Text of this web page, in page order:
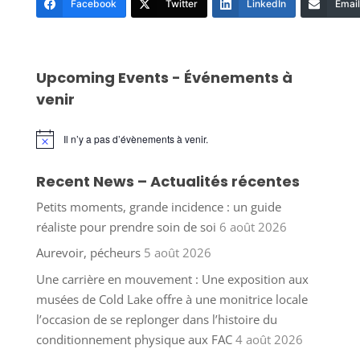
Facebook Twitter LinkedIn Email
Upcoming Events - Événements à
venir
Notice Il n’y a pas d’évènements à venir.
Recent News – Actualités récentes
Petits moments, grande incidence : un guide
réaliste pour prendre soin de soi 6 août 2026
Aurevoir, pécheurs 5 août 2026
Une carrière en mouvement : Une exposition aux
musées de Cold Lake offre à une monitrice locale
l’occasion de se replonger dans l’histoire du
conditionnement physique aux FAC 4 août 2026